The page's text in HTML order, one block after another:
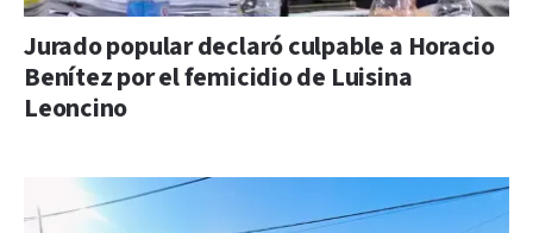
Jurado popular declaró culpable a Horacio
Benítez por el femicidio de Luisina
Leoncino